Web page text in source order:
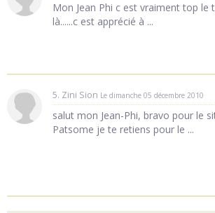
Mon Jean Phi c est vraiment top le
là......c est apprécié à ...
5. Zini Sion Le dimanche 05 décembre 2010
salut mon Jean-Phi, bravo pour le
Patsome je te retiens pour le ...